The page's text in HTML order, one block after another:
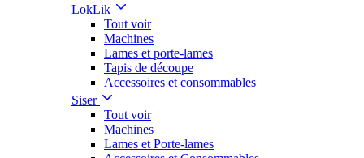
LokLik
Tout voir
Machines
Lames et porte-lames
Tapis de découpe
Accessoires et consommables
Siser
Tout voir
Machines
Lames et Porte-lames